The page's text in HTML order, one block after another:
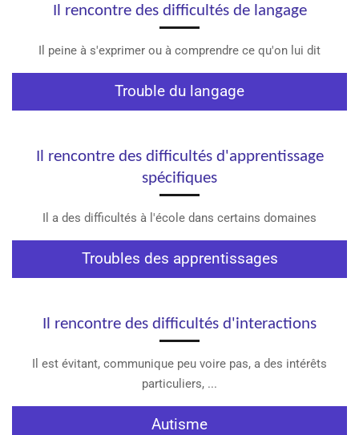
Il rencontre des difficultés de langage
Il peine à s'exprimer ou à comprendre ce qu'on lui dit
Trouble du langage
Il rencontre des difficultés d'apprentissage
spécifiques
Il a des difficultés à l'école dans certains domaines
Troubles des apprentissages
Il rencontre des difficultés d'interactions
Il est évitant, communique peu voire pas, a des intérêts
particuliers, ...
Autisme